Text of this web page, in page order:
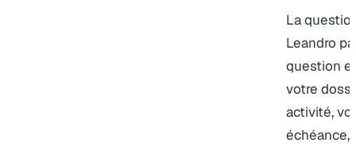
La
Leandro
question
votre
activité,
échéance,